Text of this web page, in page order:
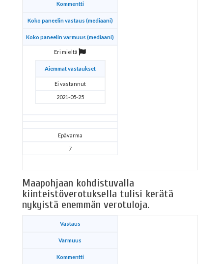
Kommentti
Koko paneelin vastaus (mediaani)
Koko paneelin varmuus (mediaani)
Eri mieltä
Aiemmat vastaukset
Ei vastannut
2021-05-25
Epävarma
7
Maapohjaan kohdistuvalla
kiinteistöverotuksella tulisi kerätä
nykyistä enemmän verotuloja.
Vastaus
Varmuus
Kommentti